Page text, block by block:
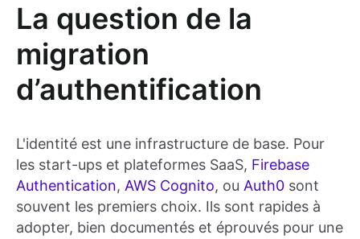
La question de la
migration
d’authentification
L'identité est une infrastructure de base. Pour
les start-ups et plateformes SaaS, Firebase
Authentication, AWS Cognito, ou Auth0 sont
souvent les premiers choix. Ils sont rapides à
adopter, bien documentés et éprouvés pour une